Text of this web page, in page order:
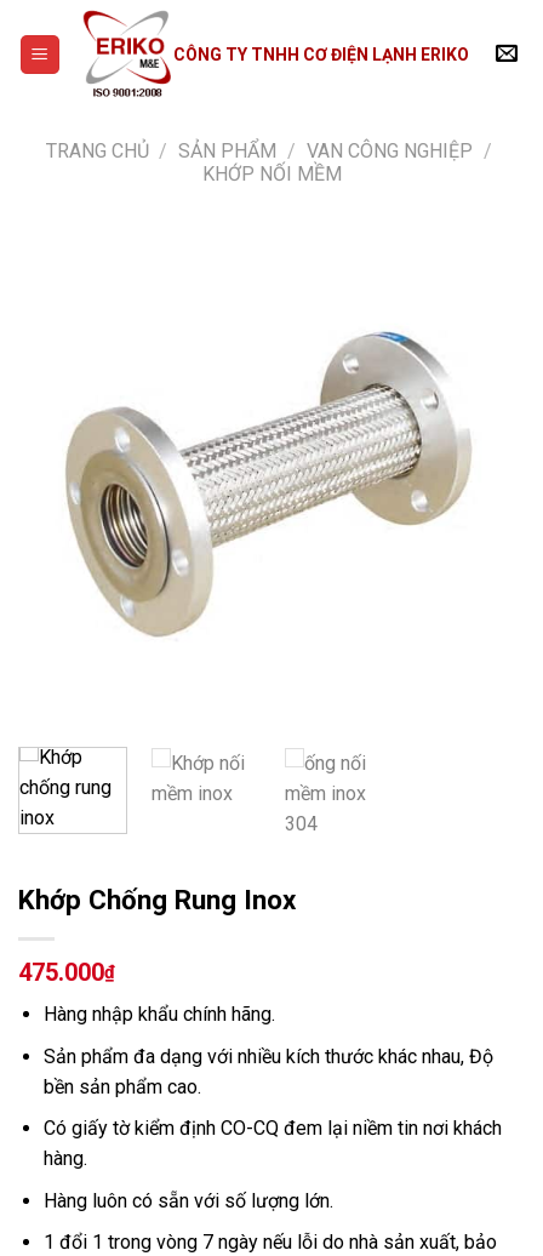
content
CÔNG TY TNHH CƠ ĐIỆN LẠNH ERIKO
TRANG CHỦ / SẢN PHẨM / VAN CÔNG NGHIỆP /
KHỚP NỐI MỀM
Khớp Chống Rung Inox
475.000₫
Hàng nhập khẩu chính hãng.
Sản phẩm đa dạng với nhiều kích thước khác nhau, Độ
bền sản phẩm cao.
Có giấy tờ kiểm định CO-CQ đem lại niềm tin nơi khách
hàng.
Hàng luôn có sẵn với số lượng lớn.
1 đổi 1 trong vòng 7 ngày nếu lỗi do nhà sản xuất, bảo